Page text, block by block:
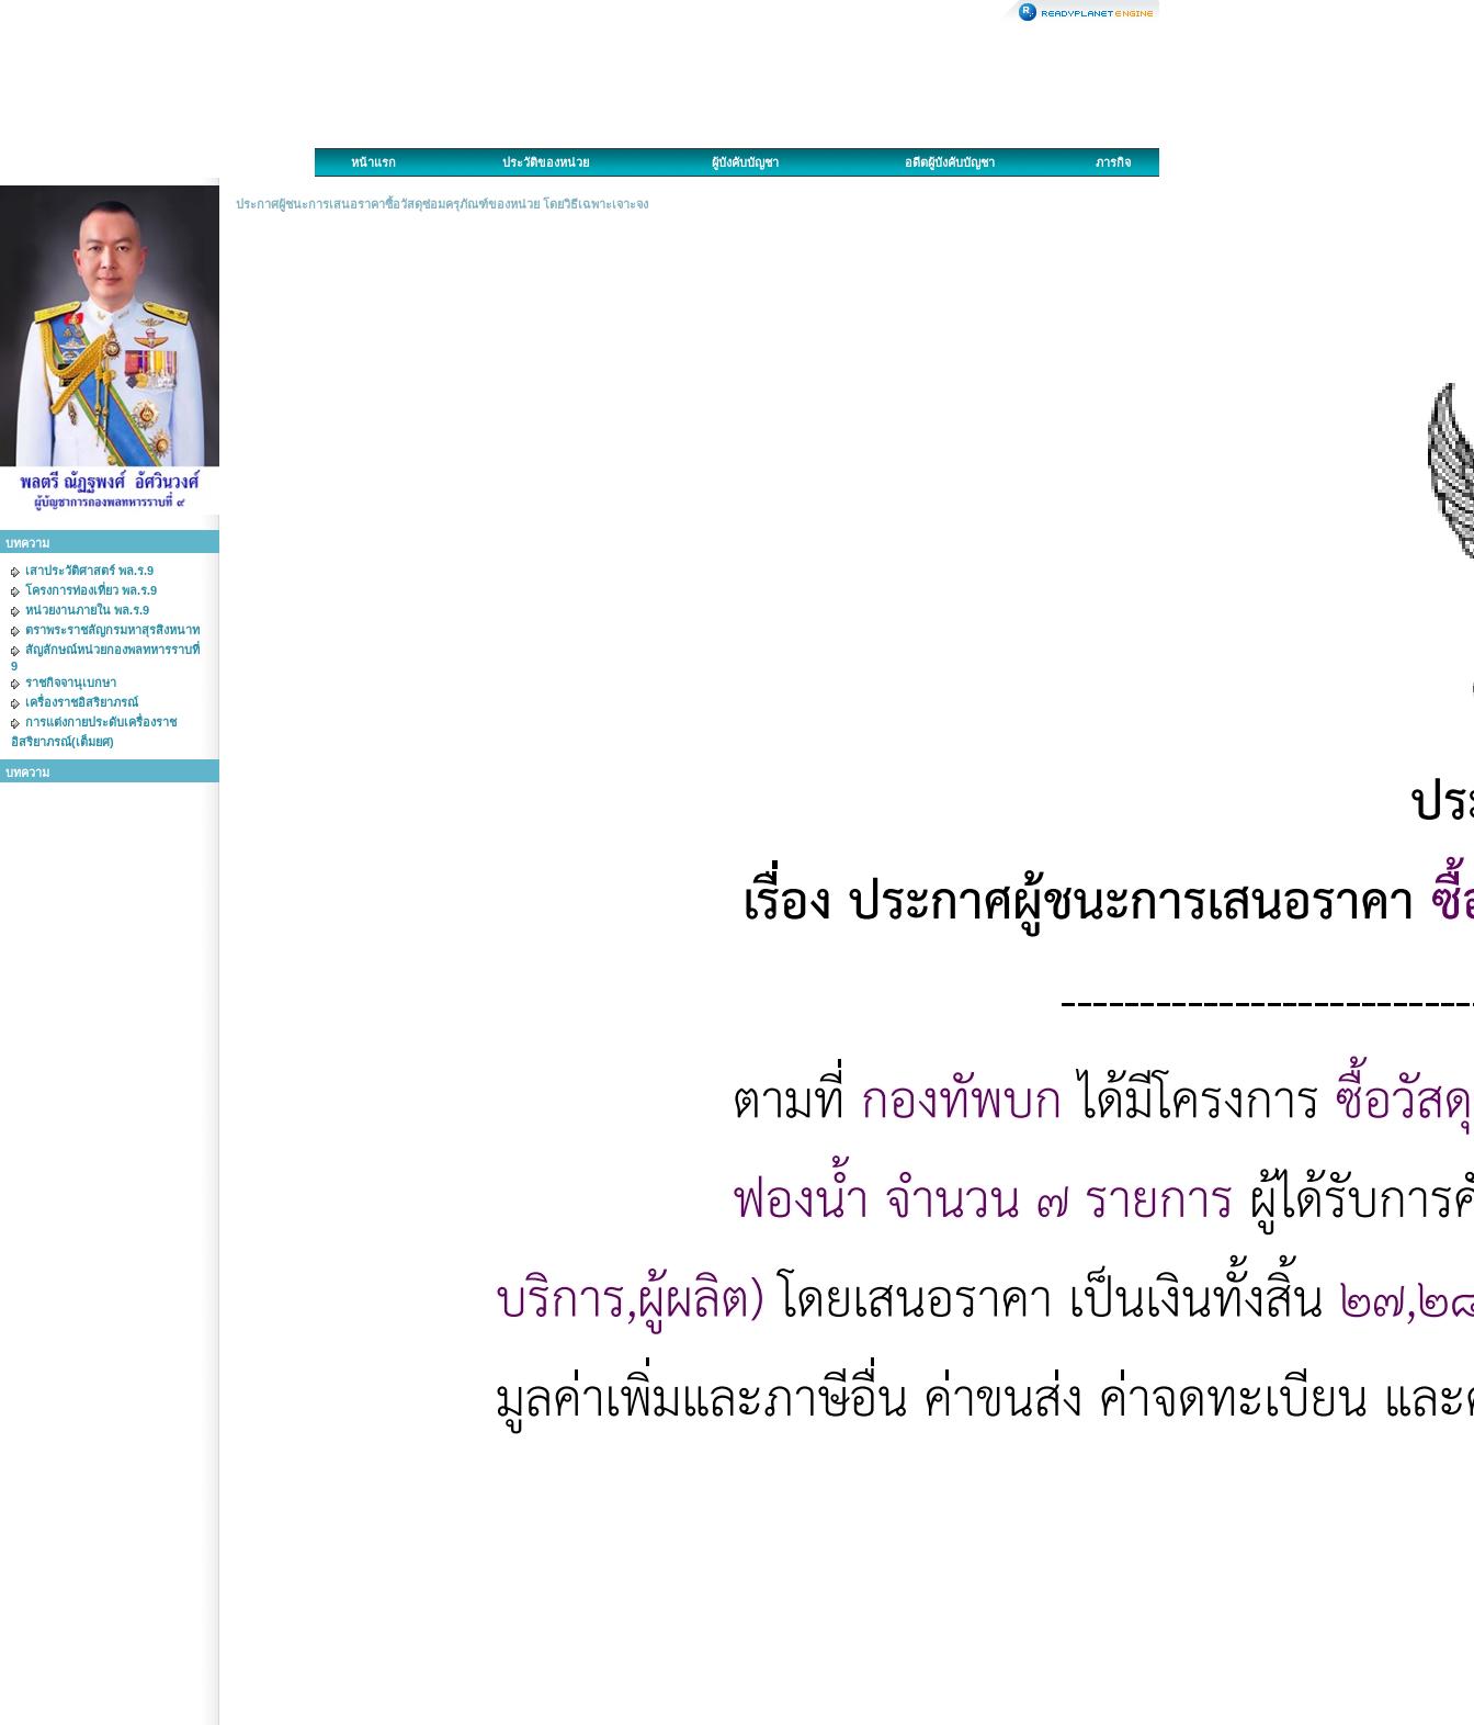
หน้าแรก ประวัติของหน่วย ผู้บังคับบัญชา อดีตผู้บังคับบัญชา ภารกิจ
บทความ
เสาประวัติศาสตร์ พล.ร.9
โครงการท่องเที่ยว พล.ร.9
หน่วยงานภายใน พล.ร.9
ตราพระราชลัญกรมหาสุรสิงหนาท
สัญลักษณ์หน่วยกองพลทหารราบที่
9
ราชกิจจานุเบกษา
เครื่องราชอิสริยาภรณ์
การแต่งกายประดับเครื่องราช
อิสริยาภรณ์(เต็มยศ)
บทความ
ประกาศผู้ชนะการเสนอราคาซื้อวัสดุซ่อมครุภัณฑ์ของหน่วย โดยวิธีเฉพาะเจาะจง